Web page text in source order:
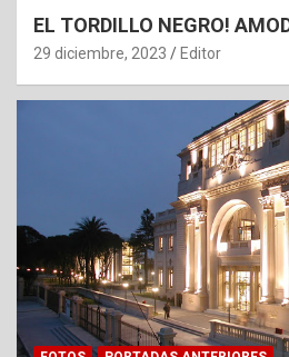
EL TORDILLO NEGRO!
29 diciembre, 2023 Editor